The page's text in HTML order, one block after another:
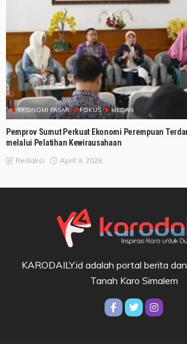
EKONOMI PASAR FOKUS MEDAN
Pemprov Sumut Perkuat Ekonomi Perempuan
melalui Pelatihan Kewirausahaan
Redaksi April 9, 2026
KARODAILY.id adalah portal berita
Tanah Karo Simalem